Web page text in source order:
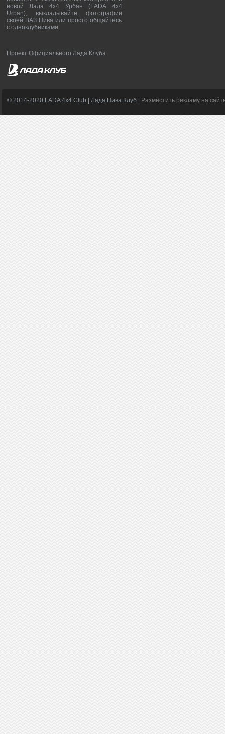
новой Лада 4х4 Урбан (LADA 4x4
Urban), выкладывайте фотографии
своей ВАЗ Нива или просто общайтесь
с одноклубниками.
Проект Официального Лада Клуба
© 2014-2020 LADA 4x4 Club | Лада Нива Клуб | Разместить рекламу на